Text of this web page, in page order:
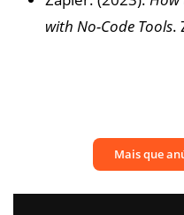
with No-Code Tools.
Mais que